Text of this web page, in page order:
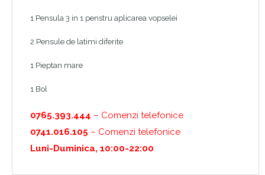
1 Pensula 3 in 1 penstru aplicarea vopselei
2 Pensule de latimi diferite
1 Pieptan mare
1 Bol
0765.393.444 – Comenzi telefonice
0741.016.105 – Comenzi telefonice
Luni-Duminica, 10:00-22:00